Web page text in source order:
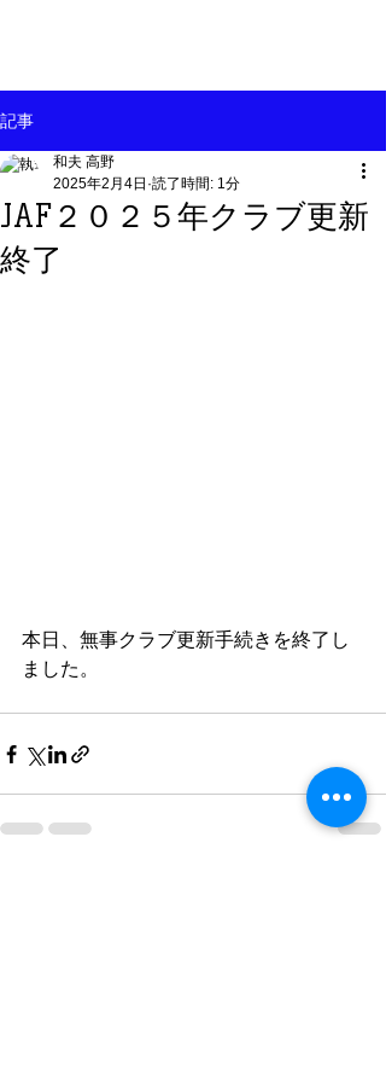
記事
JAF２０２５年クラブ更新
終了
和夫 高野
2025年2月4日 読了時間: 1分
本日、無事クラブ更新手続きを終了し
ました。